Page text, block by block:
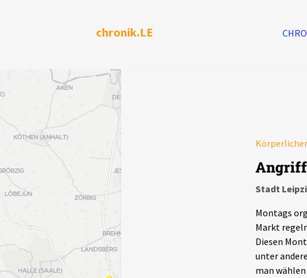
chronik.LE
Stadt
Montags
Markt
Diesen
unter
man